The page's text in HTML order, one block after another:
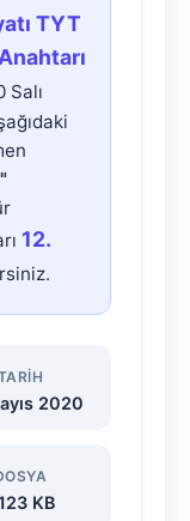
TYT
Salı
12.
2020
KB